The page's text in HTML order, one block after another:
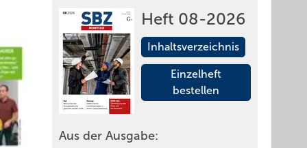
Heft 08-2026
Inhaltsverzeichnis
Einzelheft
bestellen
Aus der Ausgabe: